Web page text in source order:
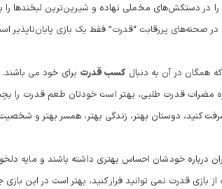
در دستکش‌های مخملی نهاده و شیرین‌ترین لبخندها را
پررقابت “قدرت” فقط یک بازی پایان‌ناپذیر است
همگان در آن به دنبالکسب قدرت برای خود می
مضرات قدرت طلبی، بهتر است خودتان طعم قدرت
کنید، دوستان بهتر، زندگی بهتر، همسر بهتر و
درباره خودشان احساس بهتری داشته باشند و
قدرت نمی توانید فرار کنید، بهتر است در این بازی